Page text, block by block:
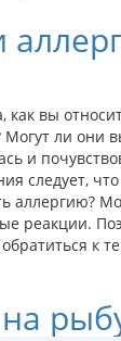
как вы
ли они
и
следует,
аллергию?
реакции.
к